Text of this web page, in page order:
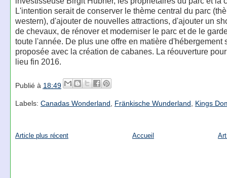
L'intention serait de conserver le thème central du parc
western), d'ajouter de nouvelles attractions, d'ajouter un
de chevaux, de rénover et moderniser le parc et de le
toute l'année. De plus une offre en matière d'hébergement
proposée avec la création de cabanes. La réouverture
lieu fin 2016.
Publié à 18:49
Labels: Canadas Wonderland Fränkische Wunderland Kings
Article plus récent Accueil